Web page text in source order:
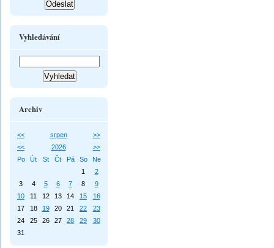
Vyhledávání
Archiv
<< srpen
>>
<<
2026
>>
Po
Út St Čt Pá So
Ne
1
2
3
4 5 6 7 8
9
10
11 12 13 14 15
16
17
18 19 20 21 22
23
24
25 26 27 28 29
30
31